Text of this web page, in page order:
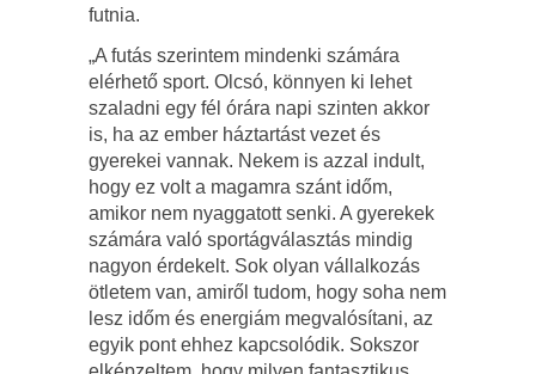
futnia.
„A futás szerintem mindenki számára
elérhető sport. Olcsó, könnyen ki lehet
szaladni egy fél órára napi szinten akkor
is, ha az ember háztartást vezet és
gyerekei vannak. Nekem is azzal indult,
hogy ez volt a magamra szánt időm,
amikor nem nyaggatott senki. A gyerekek
számára való sportágválasztás mindig
nagyon érdekelt. Sok olyan vállalkozás
ötletem van, amiről tudom, hogy soha nem
lesz időm és energiám megvalósítani, az
egyik pont ehhez kapcsolódik. Sokszor